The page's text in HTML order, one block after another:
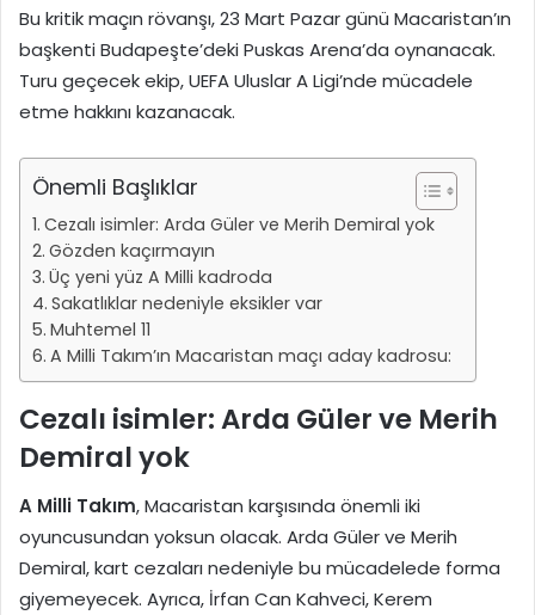
Bu kritik maçın rövanşı, 23 Mart Pazar günü Macaristan’ın
başkenti Budapeşte’deki Puskas Arena’da oynanacak.
Turu geçecek ekip, UEFA Uluslar A Ligi’nde mücadele
etme hakkını kazanacak.
Önemli Başlıklar
Cezalı isimler: Arda Güler ve Merih Demiral yok
Gözden kaçırmayın
Üç yeni yüz A Milli kadroda
Sakatlıklar nedeniyle eksikler var
Muhtemel 11
A Milli Takım’ın Macaristan maçı aday kadrosu:
Cezalı isimler: Arda Güler ve Merih
Demiral yok
A Milli Takım, Macaristan karşısında önemli iki
oyuncusundan yoksun olacak. Arda Güler ve Merih
Demiral, kart cezaları nedeniyle bu mücadelede forma
giyemeyecek. Ayrıca, İrfan Can Kahveci, Kerem